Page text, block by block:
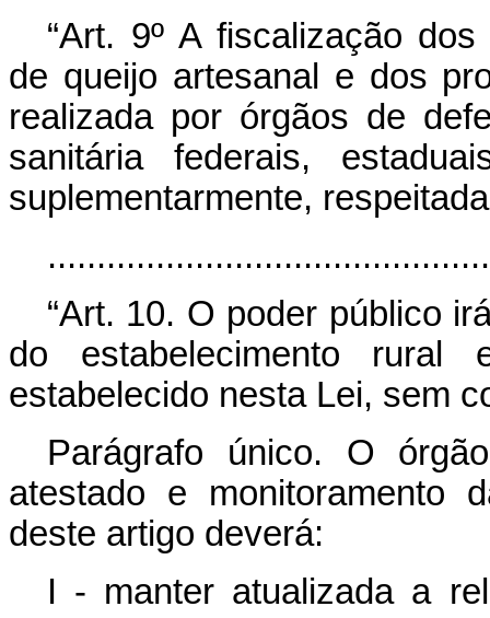
“Art. 9º A fiscalização
de queijo artesanal e dos
realizada por órgãos de
sanitária federais,
suplementarmente,
“Art. 10. O poder público
do estabelecimento
estabelecido nesta Lei, sem
Parágrafo único. O
atestado e monitoramento
deste artigo deverá:
I - manter atualizada a